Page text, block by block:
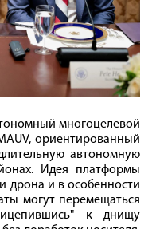
многоцелевой
ориентированный
автономную
Идея платформы
дрона и в особенности
могут перемещаться
к днищу